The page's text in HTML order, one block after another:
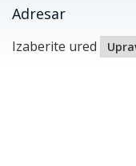
Adresar
Izaberite ured